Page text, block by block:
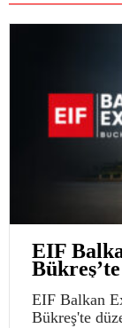
EIF
EIF Balkan
Bükreş'te